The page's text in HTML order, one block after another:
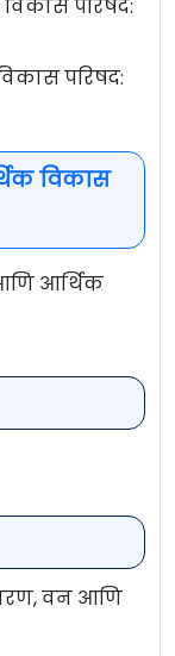
परिषद:
विकास
आर्थिक
वन आणि